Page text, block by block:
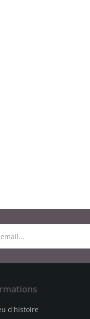
d'histoire